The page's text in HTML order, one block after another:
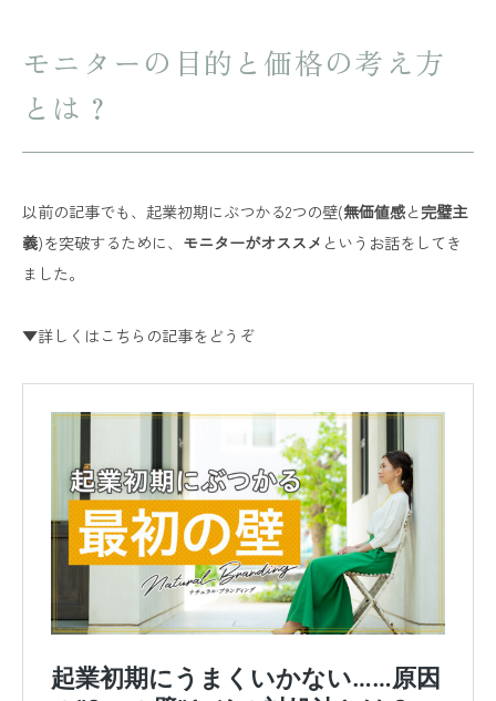
モニターの目的と価格の考え方
とは？
以前の記事でも、起業初期にぶつかる2つの壁(無価値感と完璧主
義)を突破するために、 モニターがオススメ というお話をしてき
ました。
▼詳しくはこちらの記事をどうぞ